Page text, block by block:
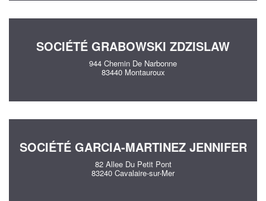
SOCIÉTÉ GRABOWSKI ZDZISLAW
944 Chemin De Narbonne
83440 Montauroux
SOCIÉTÉ GARCIA-MARTINEZ JENNIFER
82 Allee Du Petit Pont
83240 Cavalaire-sur-Mer